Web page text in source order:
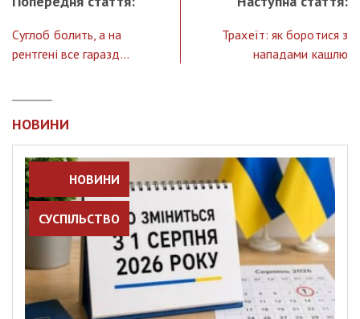
Суглоб болить, а на
рентгені все гаразд…
Трахеїт: як боротися з
нападами кашлю
НОВИНИ
НОВИНИ
СУСПІЛЬСТВО